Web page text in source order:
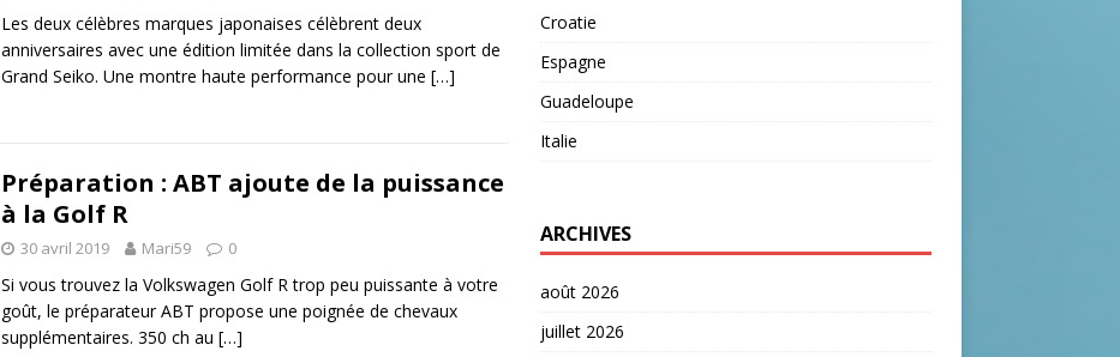
Les deux célèbres marques japonaises célèbrent deux
anniversaires avec une édition limitée dans la collection sport de
Grand Seiko. Une montre haute performance pour une […]
Préparation : ABT ajoute de la puissance
à la Golf R
30 avril 2019 Mari59 0
Si vous trouvez la Volkswagen Golf R trop peu puissante à votre
goût, le préparateur ABT propose une poignée de chevaux
supplémentaires. 350 ch au […]
Croatie
Espagne
Guadeloupe
Italie
ARCHIVES
août 2026
juillet 2026